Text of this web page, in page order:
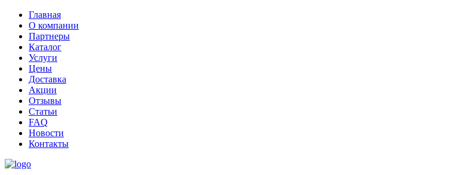
Главная
О компании
Партнеры
Каталог
Услуги
Цены
Доставка
Акции
Отзывы
Статьи
FAQ
Новости
Контакты